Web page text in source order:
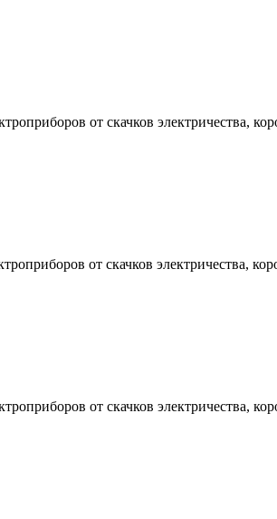
от скачков электричества,
от скачков электричества,
от скачков электричества,